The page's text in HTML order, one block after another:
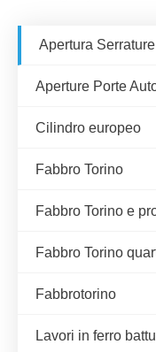
Apertura
Aperture Porte
Cilindro europeo
Fabbro Torino
Fabbro Torino e
Fabbro Torino
Fabbrotorino
Lavori in ferro